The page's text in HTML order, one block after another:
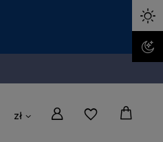
zł